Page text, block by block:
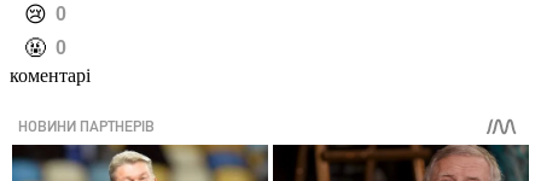
️😢 0
️🤬 0
коментарі